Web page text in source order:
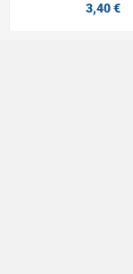
3,40 €